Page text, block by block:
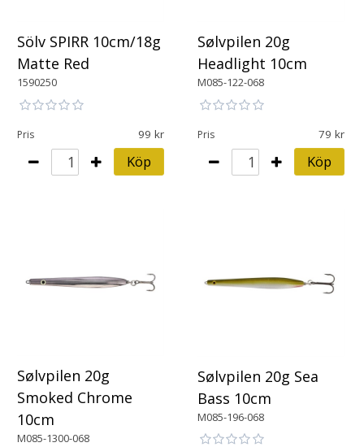
Sölv SPIRR 10cm/18g
Matte Red
1590250
Pris 99
Köp
Sølvpilen 20g
Headlight 10cm
M085-122-068
Pris 79
Köp
Sølvpilen 20g
Smoked Chrome
10cm
M085-1300-068
Sølvpilen 20g Sea
Bass 10cm
M085-196-068